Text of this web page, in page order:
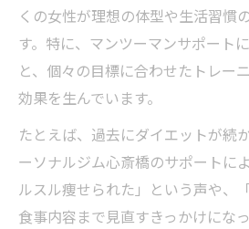
くの女性が理想の体型や生活習慣
す。特に、マンツーマンサポート
と、個々の目標に合わせたトレー
効果を生んでいます。
たとえば、過去にダイエットが続
ーソナルジム心斎橋のサポートに
ルスル痩せられた」という声や、
食事内容まで見直すきっかけにな